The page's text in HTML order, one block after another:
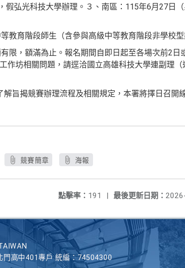
假弘光科技大學辦理。３、南區：115年6月27日
教育階段師生（含參與高級中等教育階段非學校
限，額滿為止。報名期間自即日起至各場次前2日
作坊相關問題，請逕洽國立高雄科技大學連副理
旨揭競賽辦理流程及相關規定，本署將擇日召開
競賽簡章 海報
最後更新日期：
點擊率： 191 |
高中401專戶 統編：74504300